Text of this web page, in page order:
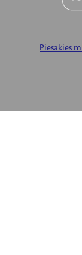
Piesakies